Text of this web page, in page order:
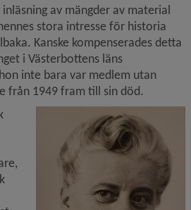
av mängder av material
stora intresse för historia
Kanske kompenserades detta
i Västerbottens läns
inte bara var medlem utan
från 1949 fram till sin död.